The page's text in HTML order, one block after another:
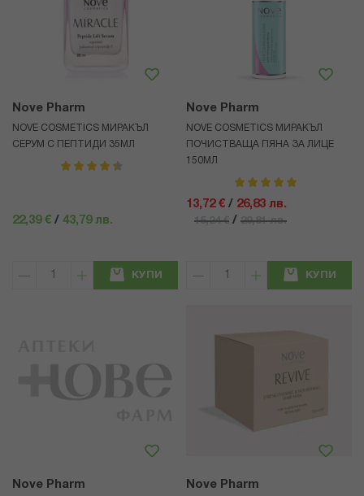
Nove Pharm
NOVE COSMETICS МИРАКЪЛ
СЕРУМ С ПЕПТИДИ 35МЛ
рейтинг:
22,39 € / 43,79 лв.
КУПИ
Nove Pharm
NOVE COSMETICS МИРАКЪЛ
ПОЧИСТВАЩА ПЯНА ЗА ЛИЦЕ
150МЛ
рейтинг:
13,72 € / 26,83 лв.
15,24 € / 29,81 лв.
КУПИ
Nove Pharm Nove Pharm